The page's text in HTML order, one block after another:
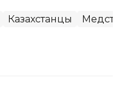
Казахстанцы